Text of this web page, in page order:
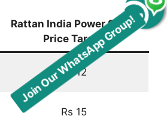
Rattan India Power Share
Price Target
Rs 12
Rs 15
Join Our WhatsApp Group!